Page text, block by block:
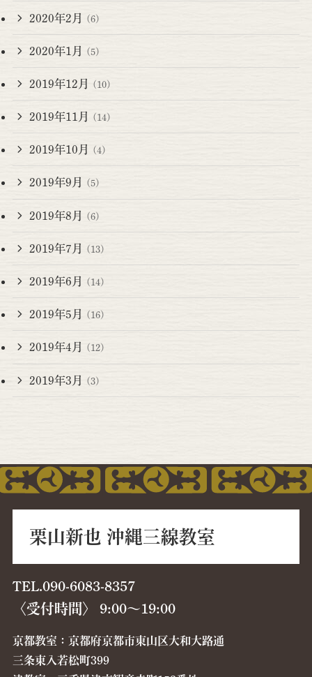
2020年2月 (6)
2020年1月 (5)
2019年12月 (10)
2019年11月 (14)
2019年10月 (4)
2019年9月 (5)
2019年8月 (6)
2019年7月 (13)
2019年6月 (14)
2019年5月 (16)
2019年4月 (12)
2019年3月 (3)
栗山新也 沖縄三線教室
TEL.090-6083-8357
〈受付時間〉 9:00〜19:00
京都教室：京都府京都市東山区大和大路通
三条東入若松町399